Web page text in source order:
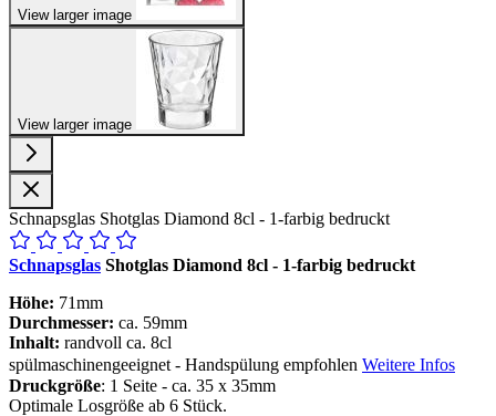
View larger image
View larger image
Schnapsglas Shotglas Diamond 8cl - 1-farbig bedruckt
Schnapsglas Shotglas Diamond 8cl - 1-farbig bedruckt
Höhe: 71mm
Durchmesser: ca. 59mm
Inhalt: randvoll ca. 8cl
spülmaschinengeeignet - Handspülung empfohlen Weitere Infos
Druckgröße: 1 Seite - ca. 35 x 35mm
Optimale Losgröße ab 6 Stück.